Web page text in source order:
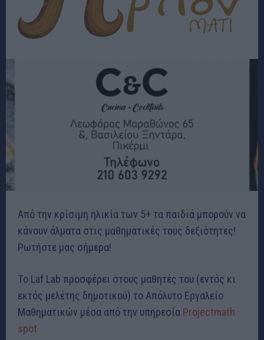
Από την κρίσιμη ηλικία των 5+ τα παιδιά μπορούν να
κάνουν άλματα στις μαθηματικές τους δεξιότητες!
Ρωτήστε μας σήμερα!
Τo Laf Lab προσφέρει στους μαθητές του (εντός κι
εκτός μελέτης δημοτικού) το Απόλυτο Εργαλείο
Μαθηματικών μέσα από την υπηρεσία Projectmath
spot